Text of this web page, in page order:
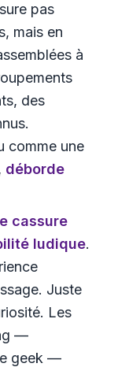
pas
mais en
à
des
comme une
déborde
cassure
ludique.
Juste
Les
—
geek —